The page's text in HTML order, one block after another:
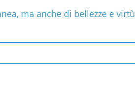
ma anche di bellezze e virtù